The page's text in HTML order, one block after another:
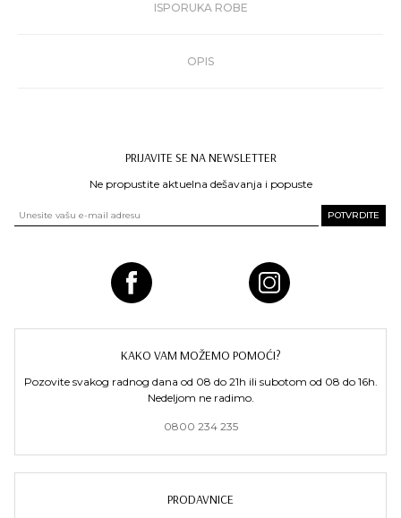
ISPORUKA ROBE
OPIS
PRIJAVITE SE NA NEWSLETTER
Ne propustite aktuelna dešavanja i popuste
KAKO VAM MOŽEMO POMOĆI?
Pozovite svakog radnog dana od 08 do 21h ili subotom od 08 do 16h.
Nedeljom ne radimo.
0800 234 235
PRODAVNICE